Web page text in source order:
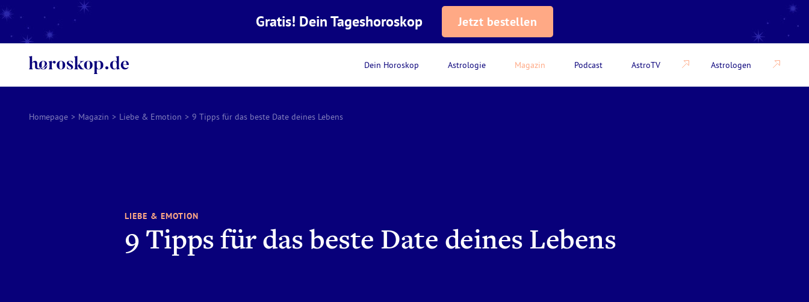
Dein Horoskop Astrologie Magazin Podcast AstroTV Astrologen
Gratis! Dein Tageshoroskop Jetzt bestellen
Homepage > Magazin > Liebe & Emotion > 9 Tipps für das beste Date deines Lebens
LIEBE & EMOTION
9 Tipps für das beste Date deines Lebens